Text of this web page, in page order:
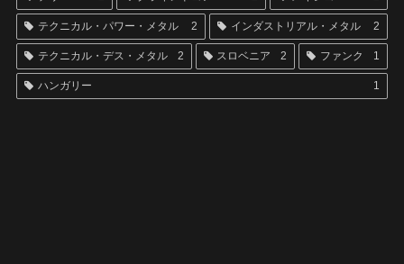
テクニカル・パワー・メタル 2 インダストリアル・メタル 2
テクニカル・デス・メタル 2 スロベニア 2 ファンク 1
ハンガリー 1